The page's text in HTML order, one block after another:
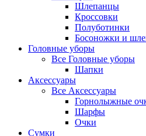
Шлепанцы
Кроссовки
Полуботинки
Босоножки и
Головные уборы
Все Головные уборы
Шапки
Аксессуары
Все Аксессуары
Горнолыжные
Шарфы
Очки
Сумки